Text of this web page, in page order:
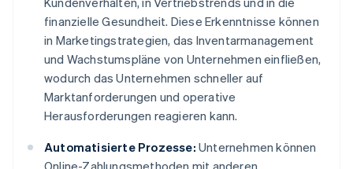
finanzielle Gesundheit. Diese Erkenntnisse können
in Marketingstrategien, das Inventarmanagement
und Wachstumspläne von Unternehmen einfließen,
wodurch das Unternehmen schneller auf
Marktanforderungen und operative
Herausforderungen reagieren kann.
Automatisierte Prozesse: Unternehmen können